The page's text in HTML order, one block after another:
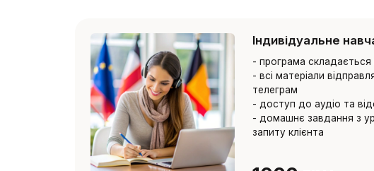
Індивідуальне
- програма складається
- всі матеріали
телеграм
- доступ до аудіо та
- домашнє завдання з
запиту клієнта